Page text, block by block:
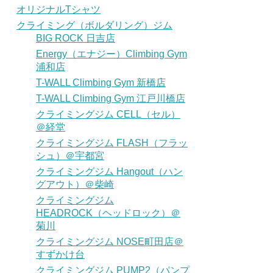
オリジナルTシャツ
クライミング（ボルダリング）ジム
BIG ROCK 日吉店
Energy（エナジー）Climbing Gym
浦和店
T-WALL Climbing Gym 新橋店
T-WALL Climbing Gym 江戸川橋店
クライミングジム CELL（セル）
＠経堂
クライミングジム FLASH（フラッ
シュ）＠宇都宮
クライミングジム Hangout（ハン
グアウト）＠柴崎
クライミングジム
HEADROCK（ヘッドロック）＠
菊川
クライミングジム NOSE町田店＠
すずかけ台
クライミングジム PUMP2（パンプ